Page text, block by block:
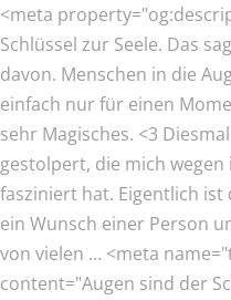
<meta
Schlüssel zur Seele. Das
davon. Menschen in die
einfach nur für einen
sehr Magisches. <3
gestolpert, die mich
fasziniert hat. Eigentlich
ein Wunsch einer Person
von vielen … <meta
content="Augen sind der